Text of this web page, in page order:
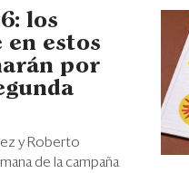
los
en estos
por
y Roberto
de la campaña